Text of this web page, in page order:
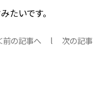
たいです。
前の記事へ l 次の記